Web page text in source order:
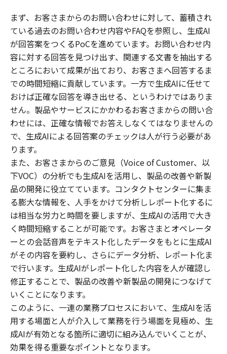
まず、お客さまからのお問い合わせに対して、蓄積され
ている過去のお問い合わせ内容やFAQを参照し、生成AI
が回答案をつくるPoCを進めています。お問い合わせ内
容に対する回答を見つけ出す、関連する文書を抽出する
ところにおいて成果が出ており、お客さまへ回答するま
での時間短縮に貢献しています。一方で生成AIに任せて
おけば正確な回答を導き出せる、というわけではありま
せん。製品やサービスにかかわるお客さまからの問い合
わせには、正確な情報でお答えしなくてはなりませんの
で、生成AIによる回答案のチェックは人が行う必要があ
ります。
また、お客さまからのご意見（Voice of Customer、以
下VOC）の分析でも生成AIを活用し、製品の改善や新製
品の開発に役立てています。コンタクトセンターに集ま
る膨大な情報を、人手をかけて分析しレポート化するに
は相当な労力と時間を要しますが、生成AIの活用で大き
く時間短縮することが可能です。お客さまとオペレータ
ーとの会話音声をテキスト化したデータをもとに生成AI
がその内容を要約し、さらにデータ分析、レポート化ま
で行います。生成AIがレポート化した内容を人が確認し
修正することで、製品の改善や新製品の開発につなげて
いくことになります。
このように、一連の業務プロセスにおいて、生成AIを活
用する場面と人が介入して業務を行う場面を見極め、生
成AIが有効となる箇所に適切に組み込んでいくことが、
効果を得る重要なポイントとなります。